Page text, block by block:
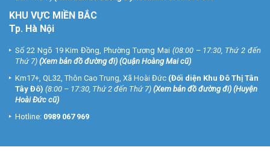
KHU VỰC MIỀN BẮC
Tp. Hà Nội
Số 22 Ngõ 19 Kim Đồng, Phường Tương Mai (08:00 – 17:30, Thứ 2 đến
Thứ 7) (Xem bản đồ đường đi) (Quận Hoàng Mai cũ)
Km17+, QL32, Thôn Cao Trung, Xã Hoài Đức (Đối diện Khu Đô Thị Tân
Tây Đô) (8:00 – 17:30, Thứ 2 đến Thứ 7) (Xem bản đồ đường đi) (Huyện
Hoài Đức cũ)
Hotline: 0989 067 969